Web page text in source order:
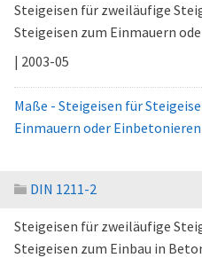
Steigeisen für zweiläufige
Steigeisen zum Einmauern
| 2003-05
Maße - Steigeisen für
Einmauern oder Einbetonieren
DIN 1211-2
Steigeisen für zweiläufige
Steigeisen zum Einbau in